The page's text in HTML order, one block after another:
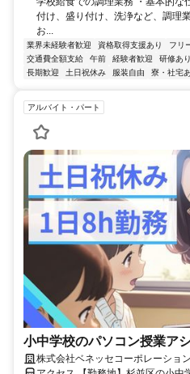
付け、盛り付け、洗浄など、調理
お...
業界未経験者歓迎 資格取得支援あり フリ
交通費全額支給
午前 経験者歓迎 研修あり
長期歓迎
土日祝休み 服装自由 寮・社宅
アルバイト・パート
小中学校のパソコン授業ア
株式会社ベネッセコーポレーシ